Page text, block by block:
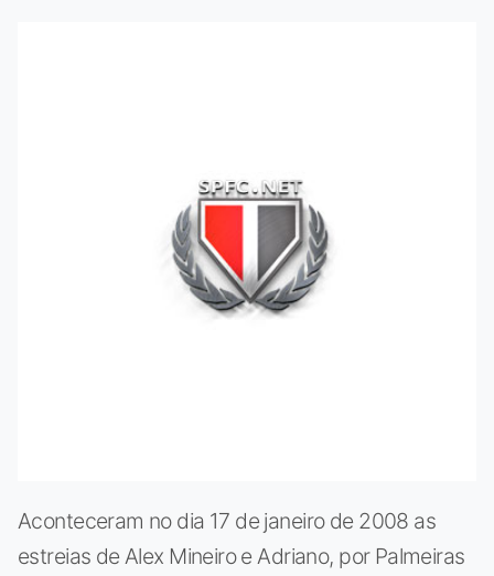
Aconteceram no dia 17 de janeiro de 2008 as
estreias de Alex Mineiro e Adriano, por Palmeiras